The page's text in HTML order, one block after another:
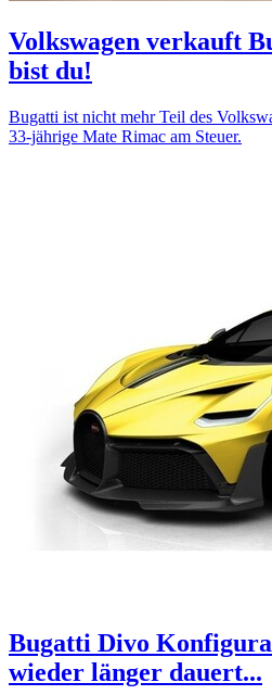
Volkswagen verkauft
bist du!
Bugatti ist nicht mehr Teil des
33-jährige Mate Rimac am Steuer.
Bugatti Divo
wieder länger dauert...